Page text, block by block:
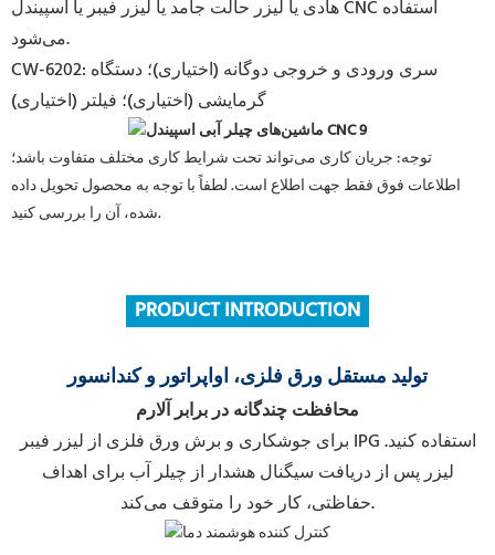
هادی یا لیزر حالت جامد یا لیزر فیبر یا اسپیندل CNC استفاده
می‌شود.
CW-6202: سری ورودی و خروجی دوگانه (اختیاری)؛ دستگاه
گرمایشی (اختیاری)؛ فیلتر (اختیاری)
توجه: جریان کاری می‌تواند تحت شرایط کاری مختلف متفاوت باشد؛
اطلاعات فوق فقط جهت اطلاع است. لطفاً با توجه به محصول تحویل داده
شده، آن را بررسی کنید.
PRODUCT INTRODUCTION
تولید مستقل ورق فلزی، اواپراتور و کندانسور
محافظت چندگانه در برابر آلارم
برای جوشکاری و برش ورق فلزی از لیزر فیبر IPG استفاده کنید.
لیزر پس از دریافت سیگنال هشدار از چیلر آب برای اهداف
حفاظتی، کار خود را متوقف می‌کند.